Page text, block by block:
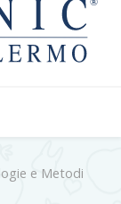
e Metodi